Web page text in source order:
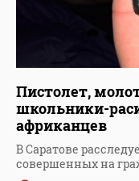
Пистолет,
школьники-
африканцев
В Саратове
совершенных на